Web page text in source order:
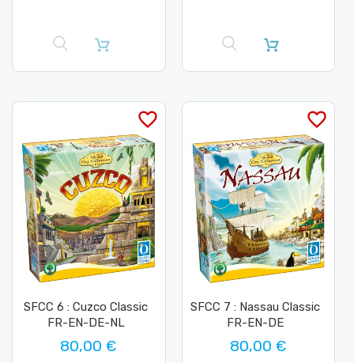
favorite_border
SFCC 6 : Cuzco Classic
FR-EN-DE-NL
80,00 €
favorite_border
SFCC 7 : Nassau Classic
FR-EN-DE
80,00 €